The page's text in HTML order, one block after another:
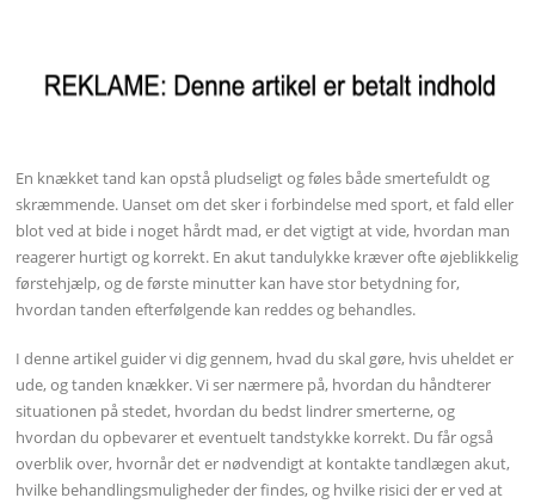
En knækket tand kan opstå pludseligt og føles både smertefuldt og
skræmmende. Uanset om det sker i forbindelse med sport, et fald eller
blot ved at bide i noget hårdt mad, er det vigtigt at vide, hvordan man
reagerer hurtigt og korrekt. En akut tandulykke kræver ofte øjeblikkelig
førstehjælp, og de første minutter kan have stor betydning for,
hvordan tanden efterfølgende kan reddes og behandles.
I denne artikel guider vi dig gennem, hvad du skal gøre, hvis uheldet er
ude, og tanden knækker. Vi ser nærmere på, hvordan du håndterer
situationen på stedet, hvordan du bedst lindrer smerterne, og
hvordan du opbevarer et eventuelt tandstykke korrekt. Du får også
overblik over, hvornår det er nødvendigt at kontakte tandlægen akut,
hvilke behandlingsmuligheder der findes, og hvilke risici der er ved at